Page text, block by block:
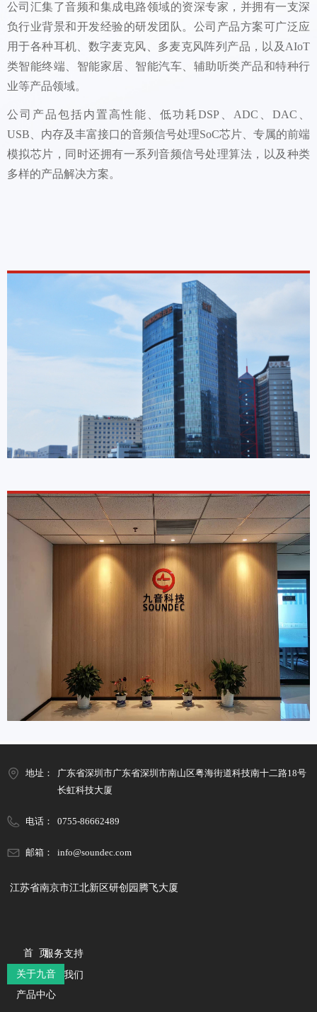
公司汇集了音频和集成电路领域的资深专家，并拥有一支深
负行业背景和开发经验的研发团队。公司产品方案可广泛应
用于各种耳机、数字麦克风、多麦克风阵列产品，以及AIoT
类智能终端、智能家居、智能汽车、辅助听类产品和特种行
业等产品领域。
公司产品包括内置高性能、低功耗DSP、ADC、DAC、
USB、内存及丰富接口的音频信号处理SoC芯片、专属的前端
模拟芯片，同时还拥有一系列音频信号处理算法，以及种类
多样的产品解决方案。
服务支持
联系我们
地址：
广东省深圳市广东省深圳市南山区粤海街道科技南十二路18号
长虹科技大厦
电话： 0755-86662489
邮箱： info@soundec.com
江苏省南京市江北新区研创园腾飞大厦
首 页
关于九音
产品中心